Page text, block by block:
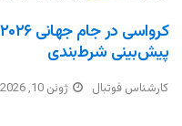
پیش‌بینی شرط‌بندی
کارشناس فوتبال ژوئن 10, 2026